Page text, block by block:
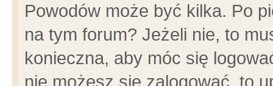
Powodów może być kilka. Po
na tym forum? Jeżeli nie, to
konieczna, aby móc się
nie możesz się zalogować, to